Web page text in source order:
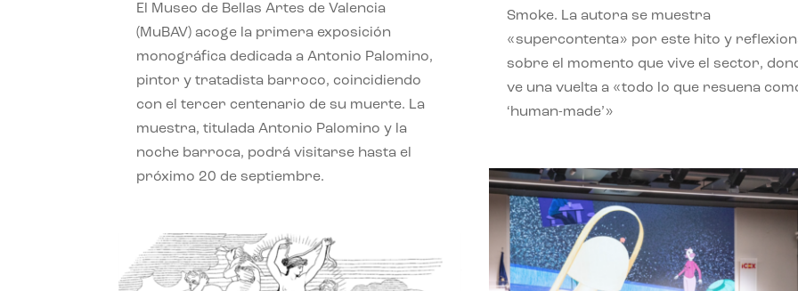
El Museo de Bellas Artes de Valencia
(MuBAV) acoge la primera exposición
monográfica dedicada a Antonio Palomino,
pintor y tratadista barroco, coincidiendo
con el tercer centenario de su muerte. La
muestra, titulada Antonio Palomino y la
noche barroca, podrá visitarse hasta el
próximo 20 de septiembre.
Smoke. La autora se muestra
«supercontenta» por este hito y
sobre el momento que vive el sector,
ve una vuelta a «todo lo que resuena
‘human-made’»